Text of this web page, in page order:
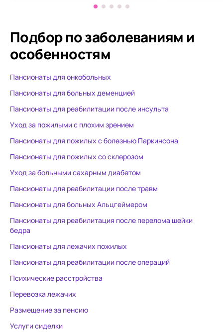
людей,
Подбор по заболеваниям и
особенностям
Пансионаты для онкобольных
Пансионаты для больных деменцией
Пансионаты для реабилитации после инсульта
Уход за пожилыми с плохим зрением
Пансионаты для пожилых с болезнью Паркинсона
Пансионаты для пожилых со склерозом
Уход за больными сахарным диабетом
Пансионаты для реабилитации после травм
Пансионаты для больных Альцгеймером
Пансионаты для реабилитация после перелома шейки
бедра
Пансионаты для лежачих пожилых
Пансионаты для реабилитации после операций
Психические расстройства
Перевозка лежачих
Размещение за пенсию
Услуги сиделки